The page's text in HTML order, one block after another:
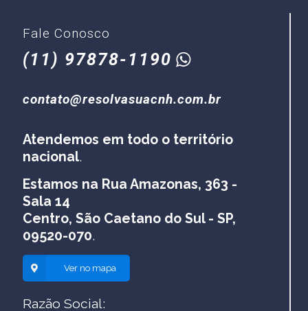
Fale Conosco
(11) 97878-1190
contato@resolvasuacnh.com.br
Atendemos em todo o território
nacional.
Estamos na Rua Amazonas, 363 -
Sala 14
Centro, São Caetano do Sul - SP,
09520-070.
Ver no mapa
Razão Social: